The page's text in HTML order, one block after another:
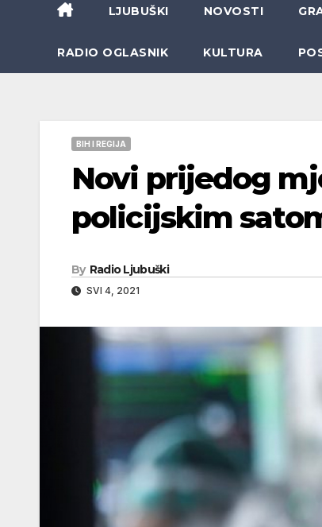
LJUBUŠKI NOVOSTI
RADIO OGLASNIK KULTURA
BIH I REGIJA
Novi prijedog
policijskim
By Radio Ljubuški
SVI 4, 2021